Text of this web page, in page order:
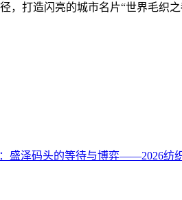
，打造闪亮的城市名片“世界毛织
盛泽码头的等待与博弈——2026纺